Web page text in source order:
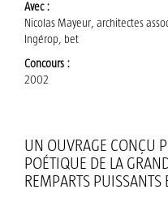
Avec :
Nicolas Mayeur, architectes
Ingérop, bet
Concours :
2002
UN OUVRAGE CONÇU
POÉTIQUE DE LA
REMPARTS PUISSANTS